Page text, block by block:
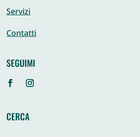
Servizi
Contatti
SEGUIMI
CERCA